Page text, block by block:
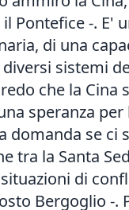
Pontefice -. E'
di una
sistemi
che la Cina
speranza per
domanda se ci
tra la Santa
di
Bergoglio -.